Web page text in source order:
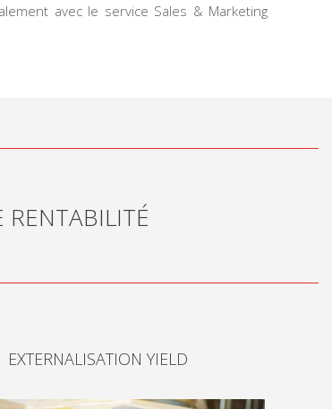
avec le service Sales & Marketing
RENTABILITÉ
EXTERNALISATION YIELD